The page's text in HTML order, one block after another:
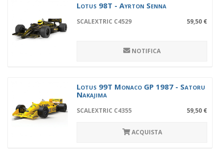
Lotus 98T - Ayrton Senna
SCALEXTRIC C4529 59,50 €
NOTIFICA
Lotus 99T Monaco GP 1987 - Satoru
Nakajima
SCALEXTRIC C4355 59,50 €
ACQUISTA